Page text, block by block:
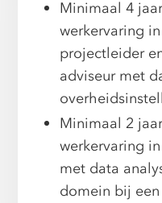
Minimaal 4
werkervaring
projectleider
adviseur met
Minimaal 2
werkervaring
met data
domein bij